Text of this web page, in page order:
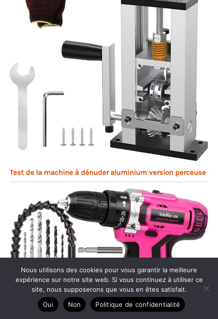
Test de la machine à dénuder aluminium version perceuse
Nous utilisons des cookies pour vous garantir la meilleure
expérience sur notre site web. Si vous continuez à utiliser ce
site, nous supposerons que vous en êtes satisfait.
Oui
Non Politique de confidentialité